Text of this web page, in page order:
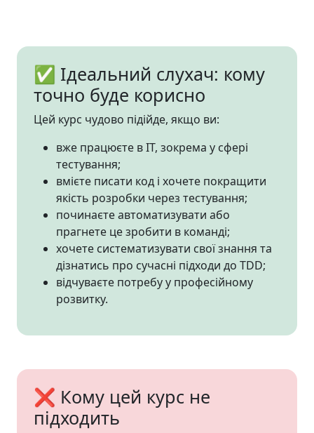
✅ Ідеальний слухач: кому
точно буде корисно
Цей курс чудово підійде, якщо ви:
вже працюєте в ІТ, зокрема у сфері
тестування;
вмієте писати код і хочете покращити
якість розробки через тестування;
починаєте автоматизувати або
прагнете це зробити в команді;
хочете систематизувати свої знання та
дізнатись про сучасні підходи до TDD;
відчуваєте потребу у професійному
розвитку.
❌ Кому цей курс не
підходить